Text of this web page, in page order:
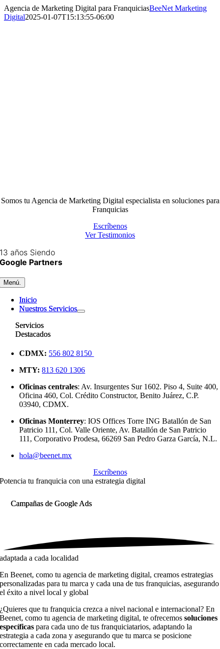
Saltar
al
Menú.
Inicio
Nuestros Servicios
Servicios
Destacados
Campañas de Google Ads
Menú.
Inicio
Nuestros Servicios
Servicios
Destacados
Campañas de Google Ads
Agencia de Marketing Digital para FranquiciasBeeNet Marketing
Digital2025-01-07T15:13:55-06:00
Somos tu Agencia de Marketing Digital especialista en soluciones para
Franquicias
Escríbenos
Ver Testimonios
13 años Siendo
Google Partners
CDMX: 556 802 8150
MTY:813 620 1306
Oficinas centrales: Av. Insurgentes Sur 1602. Piso 4, Suite 400,
Oficina 460, Col. Crédito Constructor, Benito Juárez, C.P.
03940, CDMX.
Oficinas Monterrey: IOS Offices Torre ING Batallón de San
Patricio 111, Col. Valle Oriente, Av. Batallón de San Patricio
111, Corporativo Prodesa, 66269 San Pedro Garza García, N.L.
hola@beenet.mx
Escríbenos
Potencia tu franquicia con unaestrategia digital
adaptada a cada localidad
En Beenet, como tu agencia de marketing digital, creamos estrategias
personalizadas para tu marca y cada una de tus franquicias, asegurando
el éxito a nivel local y global
¿Quieres que tu franquicia crezca a nivel nacional e internacional? En
Beenet, como tu agencia de marketing digital, te ofrecemossoluciones
específicas para cada uno de tus franquiciatarios, adaptando la
estrategia a cada zona y asegurando que tu marca se posicione
correctamente en cada mercado local.